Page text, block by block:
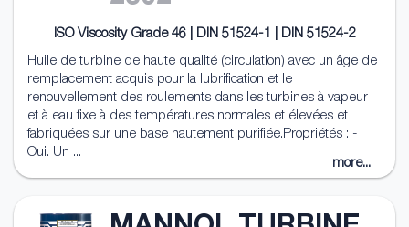
ISO Viscosity Grade 46 | DIN 51524-1 | DIN 51524-2
Huile de turbine de haute qualité (circulation) avec un âge de
remplacement acquis pour la lubrification et le
renouvellement des roulements dans les turbines à vapeur
et à eau fixe à des températures normales et élevées et
fabriquées sur une base hautement purifiée.Propriétés : -
Oui. Un ...
more...